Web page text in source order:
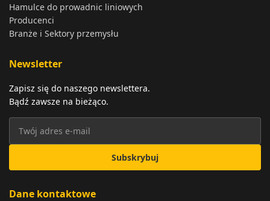
Hamulce do prowadnic liniowych
Producenci
Branże i Sektory przemysłu
Newsletter
Zapisz się do naszego newslettera.
Bądź zawsze na bieżąco.
Subskrybuj
Dane kontaktowe